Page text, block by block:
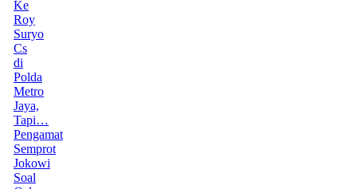
Ke
Roy
Suryo
Cs
di
Polda
Metro
Jaya,
Tapi…
Pengamat
Semprot
Jokowi
Soal